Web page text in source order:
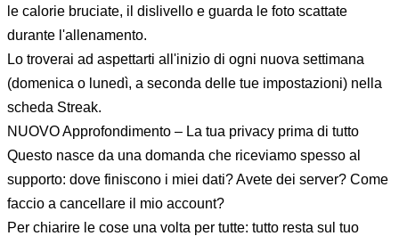
le calorie bruciate, il dislivello e guarda le foto scattate
durante l'allenamento.
Lo troverai ad aspettarti all'inizio di ogni nuova settimana
(domenica o lunedì, a seconda delle tue impostazioni) nella
scheda Streak.
NUOVO Approfondimento – La tua privacy prima di tutto
Questo nasce da una domanda che riceviamo spesso al
supporto: dove finiscono i miei dati? Avete dei server? Come
faccio a cancellare il mio account?
Per chiarire le cose una volta per tutte: tutto resta sul tuo